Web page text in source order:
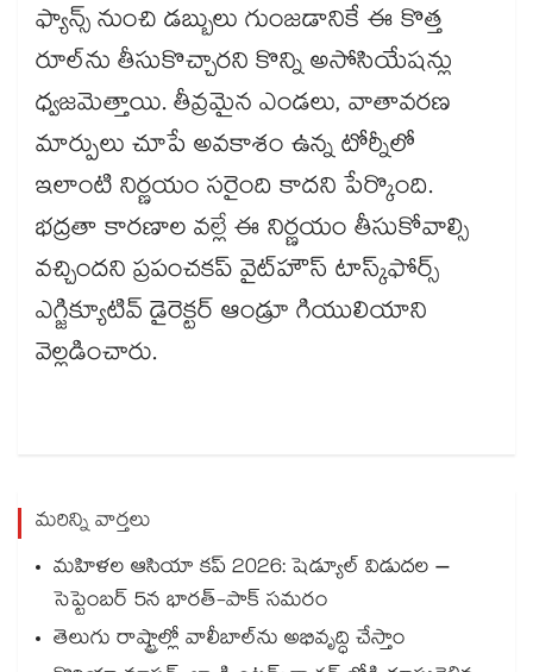
ఫ్యాన్స్‌‌‌‌‌‌‌‌ నుంచి డబ్బులు గుంజడానికే ఈ కొత్త
రూల్‌‌‌‌‌‌‌‌ను తీసుకొచ్చారని కొన్ని అసోసియేషన్లు
ధ్వజమెత్తాయి. తీవ్రమైన ఎండలు, వాతావరణ
మార్పులు చూపే అవకాశం ఉన్న టోర్నీలో
ఇలాంటి నిర్ణయం సరైంది కాదని పేర్కొంది.
భద్రతా కారణాల వల్లే ఈ నిర్ణయం తీసుకోవాల్సి
వచ్చిందని ప్రపంచకప్‌‌‌‌‌‌‌‌ వైట్‌‌‌‌‌‌‌‌హౌస్ టాస్క్‌‌‌‌‌‌‌‌ఫోర్స్
ఎగ్జిక్యూటివ్ డైరెక్టర్ ఆండ్రూ గియులియాని
వెల్లడించారు.
మరిన్ని వార్తలు
మహిళల ఆసియా కప్ 2026: షెడ్యూల్ విడుదల –
సెప్టెంబర్ 5న భారత్-పాక్ సమరం
తెలుగు రాష్ట్రాల్లో వాలీబాల్‌‌ను అభివృద్ధి చేస్తాం